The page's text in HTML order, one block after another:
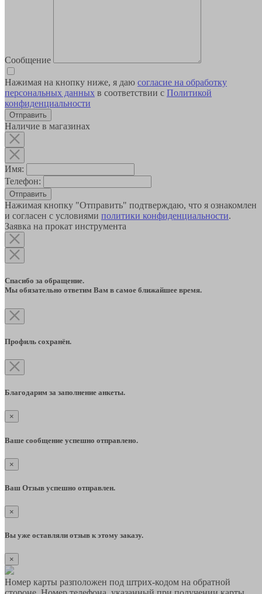
Сообщение
Нажимая на кнопку ниже, я даю согласие на обработку
персональных данных в соответствии с Политикой
конфиденциальности
Наличие в магазинах
Имя:
Телефон:
Отправить
Нажимая кнопку "Отправить" подтверждаю, что я ознакомлен
и согласен с условиями политики конфиденциальности.
Заявка на прокат инструмента
Спасибо за обращение.
Мы обязательно ответим Вам в самое ближайшее время.
Профиль сохранён.
Благодарим за заполнение анкеты.
×
Ваше сообщение успешно отправлено.
×
Ваш Отзыв успешно отправлен.
×
Вы уже оставляли отзыв к этому заказу.
×
Номер карты разположен под штрих-кодом на обратной